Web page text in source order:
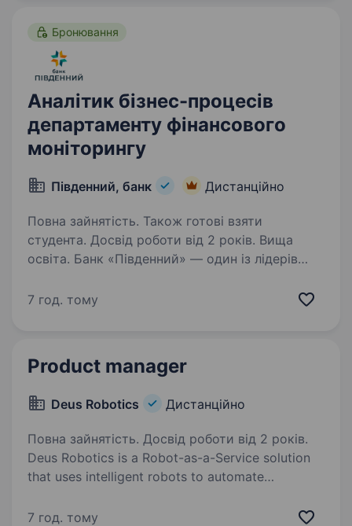
Бронювання
Аналітик бізнес-процесів
департаменту фінансового
моніторингу
Південний, банк Дистанційно
Повна зайнятість. Також готові взяти
студента. Досвід роботи від 2 років. Вища
освіта. Банк «Південний» — один із лідерів
місце у групі українських банків із приватним
7 год. тому
Product manager
Deus Robotics Дистанційно
Повна зайнятість. Досвід роботи від 2 років.
Deus Robotics is a Robot-as-a-Service solution
that uses intelligent robots to automate
operational efficiency and addresses the
7 год. тому